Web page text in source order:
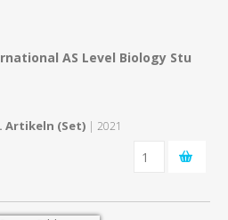
AS Level Biology Stu
Artikeln (Set) | 2021